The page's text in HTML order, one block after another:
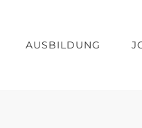
AUSBILDUNG